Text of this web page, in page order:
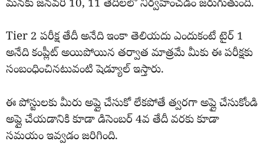
మనకు జనవరి 10, 11 తేదీలలో నిర్వహించడం జరుగుతుంది.
Tier 2 పరీక్ష తేదీ అనేది ఇంకా తెలియదు ఎందుకంటే టైర్ 1
అనేది కంప్లీట్ అయిపోయిన తర్వాత మాత్రమే మీకు ఈ పరీక్షకు
సంబంధించినటువంటి షెడ్యూల్ ఇస్తారు.
ఈ పోస్టులకు మీరు అప్లై చేసుకో లేకపోతే త్వరగా అప్లై చేసుకోండి
అప్లై చేయడానికి కూడా డిసెంబర్ 4వ తేదీ వరకు కూడా
సమయం ఇవ్వడం జరిగింది.